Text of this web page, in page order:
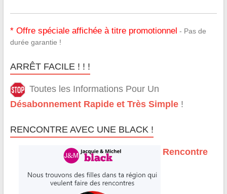
* Offre spéciale affichée à titre promotionnel - Pas de
durée garantie !
ARRÊT FACILE ! ! !
Toutes les Informations Pour Un
Désabonnement Rapide et Très Simple!
RENCONTRE AVEC UNE BLACK !
Rencontre